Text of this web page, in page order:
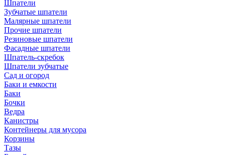
Шпатели
Зубчатые шпатели
Малярные шпатели
Прочие шпатели
Резиновые шпатели
Фасадные шпатели
Шпатель-скребок
Шпатели зубчатые
Сад и огород
Баки и емкости
Баки
Бочки
Ведра
Канистры
Контейнеры для мусора
Корзины
Тазы